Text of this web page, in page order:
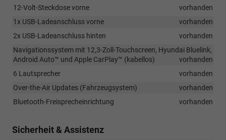
12-Volt-Steckdose vorne
vorhanden
1x USB-Ladeanschluss vorne
vorhanden
2x USB-Ladeanschluss hinten
vorhanden
Navigationssystem mit 12,3-Zoll-Touchscreen, Hyundai Bluelink,
Android Auto™ und Apple CarPlay™ (kabellos)
vorhanden
6 Lautsprecher
vorhanden
Over-the-Air Updates (Fahrzeugsystem)
vorhanden
Bluetooth-Freisprecheinrichtung
vorhanden
Sicherheit & Assistenz